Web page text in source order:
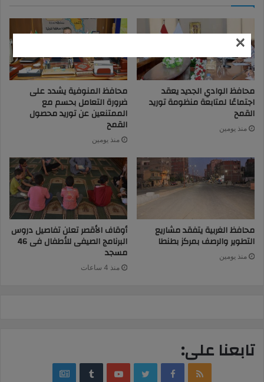
محافظ الوادي الجديد يعقد
اجتماعًا لمتابعة منظومة توريد
القمح
منذ يومين
محافظ المنوفية يشدد على
ضرورة التعامل بحسم مع
الممتنعين عن توريد محصول
القمح
منذ يومين
محافظ الغربية يتفقد مشاريع
التطوير والرصف بمركز بطنطا
منذ يومين
أوقاف الأقصر تعلن تفاصيل دروس
البرنامج الصيفى للأطفال فى 46
مسجد
منذ 4 ساعات
تابعنا على:
RSS
Facebook
Twitter
YouTube
‏Tumblr
google
×